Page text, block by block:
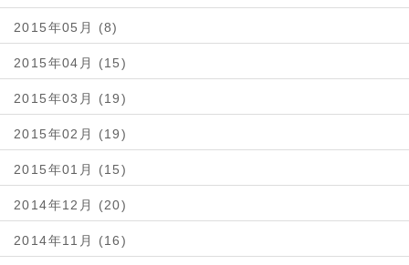
2015年05月 (8)
2015年04月 (15)
2015年03月 (19)
2015年02月 (19)
2015年01月 (15)
2014年12月 (20)
2014年11月 (16)